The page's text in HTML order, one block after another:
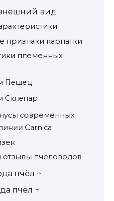
вид
признаки карпатки
племенных
Пешец
Скленар
современных
Carnica
отзывы пчеловодов
пчёл ↑
пчёл ↑